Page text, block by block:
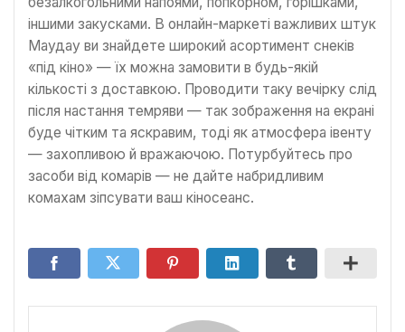
іншими закусками. В онлайн-маркеті важливих штук
Маудау ви знайдете широкий асортимент снеків
«під кіно» — їх можна замовити в будь-якій
кількості з доставкою. Проводити таку вечірку слід
після настання темряви — так зображення на екрані
буде чітким та яскравим, тоді як атмосфера івенту
— захопливою й вражаючою. Потурбуйтесь про
засоби від комарів — не дайте набридливим
комахам зіпсувати ваш кіносеанс.